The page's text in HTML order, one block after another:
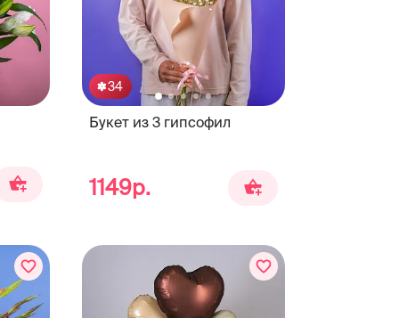
34
Букет из 3 гипсофил
1149р.